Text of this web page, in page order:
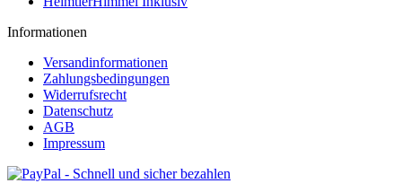
Informationen
Versandinformationen
Zahlungsbedingungen
Widerrufsrecht
Datenschutz
AGB
Impressum